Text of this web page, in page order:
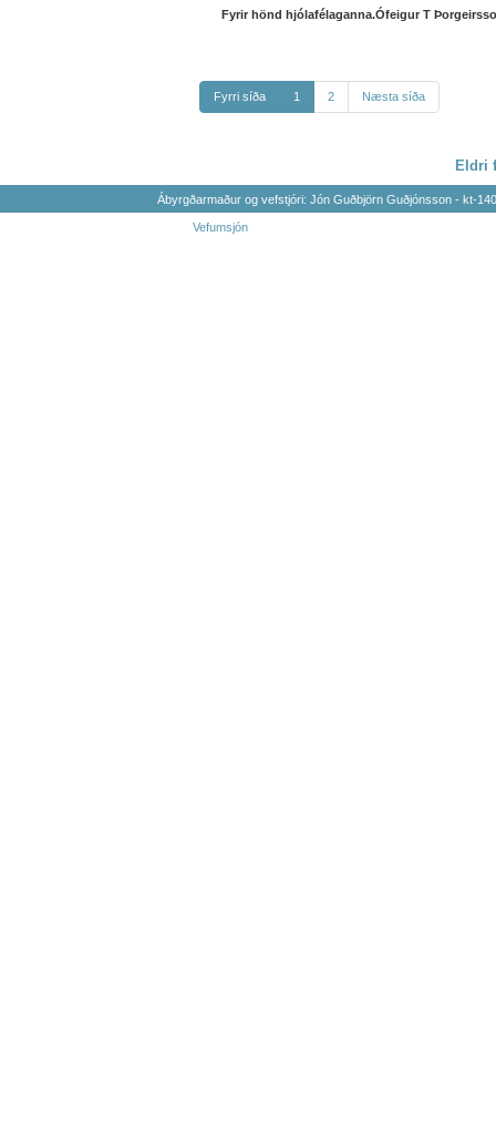
Fyrir hönd hjólafélaganna.Ófeigur T
Fyrri síða 1 2 Næsta síða
Eldri
Ábyrgðarmaður og vefstjóri: Jón Guðbjörn Guðjónsson - kt-
Vefumsjón